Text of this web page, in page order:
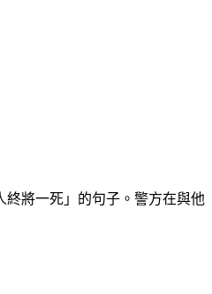
終將一死」的句子。警方在與他